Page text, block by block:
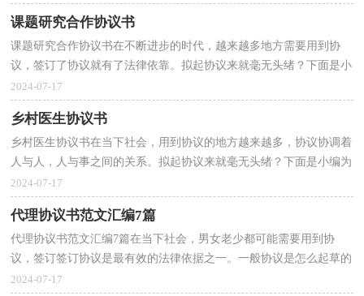
课题研究合作协议书
课题研究合作协议书在不断进步的时代，越来越多地方需要用到协
议，签订了协议就有了法律依靠。拟起协议来就毫无头绪？下面是小
编帮大家整理的课题研究合作协议书，欢迎阅读与收藏。...
2024-07-17
乡村医生协议书
乡村医生协议书在当下社会，用到协议的地方越来越多，协议协调着
人与人，人与事之间的关系。拟起协议来就毫无头绪？下面是小编为
大家整理的乡村医生协议书，仅供参考，希望能够帮助到大...
2024-07-17
代理协议书范文汇编7篇
代理协议书范文汇编7篇在当下社会，男女老少都可能需要用到协
议，签订签订协议是最有效的法律依据之一。一般协议是怎么起草的
呢？下面是小编精心整理的代理协议书7篇，希望对大家有...
2024-07-17